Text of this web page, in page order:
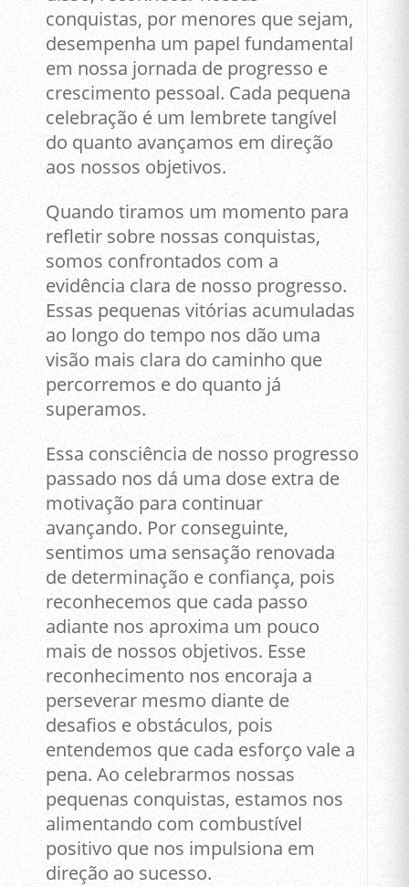
conquistas, por menores que sejam,
desempenha um papel fundamental
em nossa jornada de progresso e
crescimento pessoal. Cada pequena
celebração é um lembrete tangível
do quanto avançamos em direção
aos nossos objetivos.
Quando tiramos um momento para
refletir sobre nossas conquistas,
somos confrontados com a
evidência clara de nosso progresso.
Essas pequenas vitórias acumuladas
ao longo do tempo nos dão uma
visão mais clara do caminho que
percorremos e do quanto já
superamos.
Essa consciência de nosso progresso
passado nos dá uma dose extra de
motivação para continuar
avançando. Por conseguinte,
sentimos uma sensação renovada
de determinação e confiança, pois
reconhecemos que cada passo
adiante nos aproxima um pouco
mais de nossos objetivos. Esse
reconhecimento nos encoraja a
perseverar mesmo diante de
desafios e obstáculos, pois
entendemos que cada esforço vale a
pena. Ao celebrarmos nossas
pequenas conquistas, estamos nos
alimentando com combustível
positivo que nos impulsiona em
direção ao sucesso.